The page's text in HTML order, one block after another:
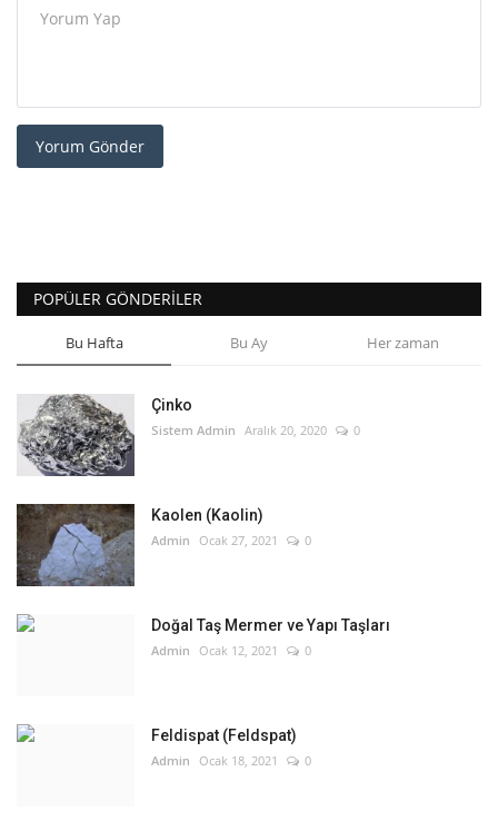
Yorum Gönder
POPÜLER GÖNDERILER
Bu Hafta Bu Ay Her zaman
Çinko
Sistem Admin Aralık 20, 2020 0
Kaolen (Kaolin)
Admin Ocak 27, 2021 0
Doğal Taş Mermer ve Yapı Taşları
Admin Ocak 12, 2021 0
Feldispat (Feldspat)
Admin Ocak 18, 2021 0